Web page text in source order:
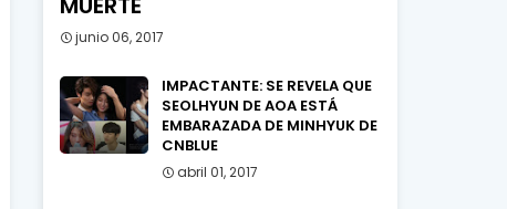
junio 06, 2017
IMPACTANTE: SE REVELA QUE
SEOLHYUN DE AOA ESTÁ
EMBARAZADA DE MINHYUK DE
CNBLUE
abril 01, 2017